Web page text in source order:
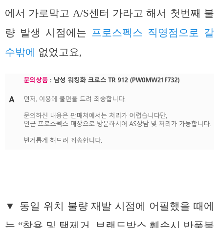
에서 가로막고 A/S센터 가라고 해서 첫번째 불
량 발생 시점에는 프로스펙스 직영점으로 갈
수밖에 없었고요,
▼ 동일 위치 불량 재발 시점에 어필했을 때에
는 “착용 및 택제거, 브랜드박스 훼손시 반품불